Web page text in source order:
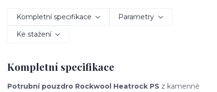
Kompletní specifikace Parametry
Ke stažení
Kompletní specifikace
Potrubní pouzdro Rockwool Heatrock PS z kamenné